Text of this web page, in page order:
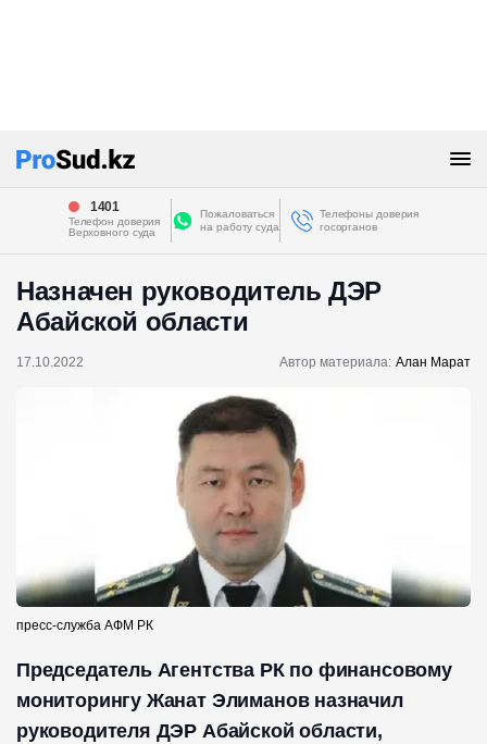
1401
Телефон доверия
Верховного суда
Пожаловаться
на работу суда
Телефоны доверия
госорганов
Назначен руководитель ДЭР
Абайской области
17.10.2022 Автор материала: Алан Марат
пресс-служба АФМ РК
Председатель Агентства РК по финансовому
мониторингу Жанат Элиманов назначил
руководителя ДЭР Абайской области,